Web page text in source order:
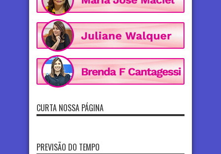
CURTA NOSSA PÁGINA
PREVISÃO DO TEMPO